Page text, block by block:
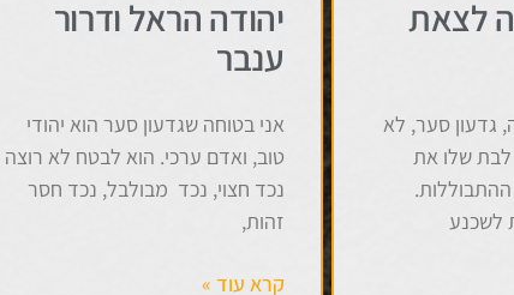
לצאת
גדעון סער, לא
לבת שלו את
לשכנע
יהודה הראל ודרור
ענבר
אני בטוחה שגדעון סער הוא יהודי
טוב, ואדם ערכי. הוא לבטח לא רוצה
נכד חצוי, נכד מבולבל, נכד חסר
זהות,
קרא עוד »